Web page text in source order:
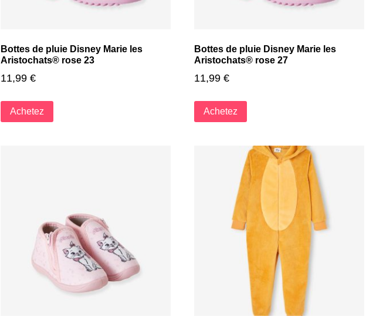
Bottes de pluie Disney Marie les
Aristochats® rose 23
11,99 €
Achetez
Bottes de pluie Disney Marie les
Aristochats® rose 27
11,99 €
Achetez